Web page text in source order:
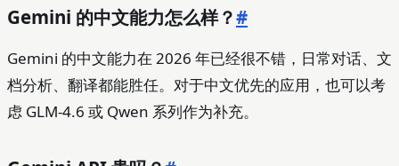
Gemini 的中文能力怎么样？#
Gemini 的中文能力在 2026 年已经很不错，日常对话、文
档分析、翻译都能胜任。对于中文优先的应用，也可以考
虑 GLM-4.6 或 Qwen 系列作为补充。